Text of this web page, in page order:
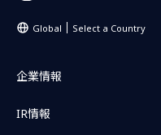
Global Select a Country
企業情報
IR情報